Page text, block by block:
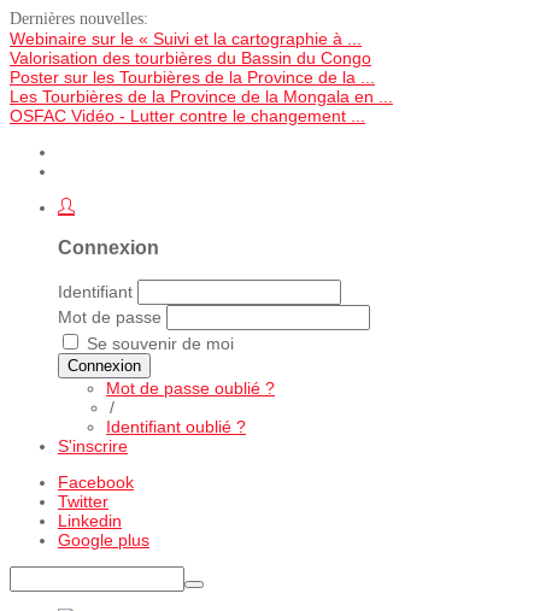
Dernières nouvelles:
Webinaire sur le « Suivi et la cartographie à ...
Valorisation des tourbières du Bassin du Congo
Poster sur les Tourbières de la Province de la ...
Les Tourbières de la Province de la Mongala en ...
OSFAC Vidéo - Lutter contre le changement ...
Connexion
Identifiant
Mot de passe
Se souvenir de moi
Connexion
Mot de passe oublié ?
/
Identifiant oublié ?
S'inscrire
Facebook
Twitter
Linkedin
Google plus